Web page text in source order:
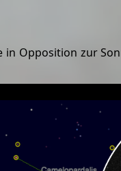
in Opposition zur